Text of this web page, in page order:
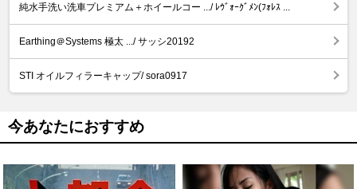
純水手洗い洗車プレミアム＋ホイールコー .../ ﾚｳﾞｫｰｸﾞﾒﾝ(ﾌｫﾚｽ ...
Earthing＠Systems 極太 .../ サッシ20192
STI オイルフィラーキャップ/ sora0917
今あなたにおすすめ